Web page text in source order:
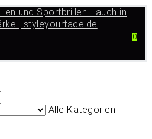
0
Alle Kategorien